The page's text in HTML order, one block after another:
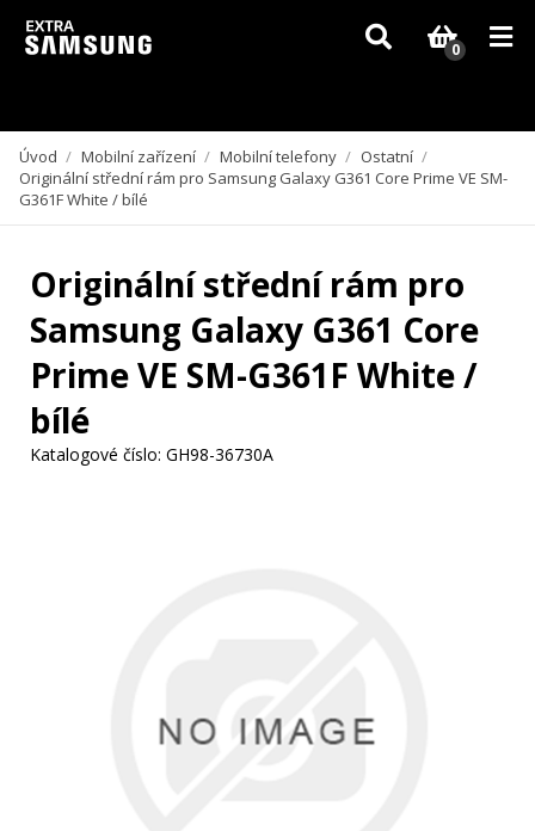
Vzhledem k aktuální situaci se může dodání dílů, které nejsou skladem,
zpozdit. Děkujeme za pochopení.
0
Úvod / Mobilní zařízení / Mobilní telefony / Ostatní /
Originální střední rám pro Samsung Galaxy G361 Core Prime VE SM-
G361F White / bílé
Originální střední rám pro
Samsung Galaxy G361 Core
Prime VE SM-G361F White /
bílé
Katalogové číslo: GH98-36730A